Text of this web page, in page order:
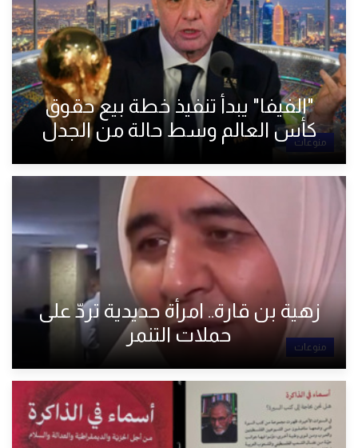
منوعات
"الفيفا" يبدأ تنفيذ خطة بيع حقوق
كأس العالم وسط حالة من الجدل
منوعات
زهية بن قارة.. امرأة حديدية تردّ على
حملات التنمر